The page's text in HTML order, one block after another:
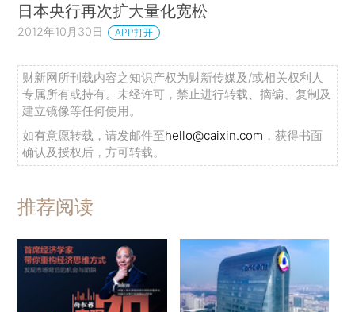
日本央行再次扩大量化宽松
2012年10月30日 APP打开
财新网所刊载内容之知识产权为财新传媒及/或相关权利人
专属所有或持有。未经许可，禁止进行转载、摘编、复制及
建立镜像等任何使用。
如有意愿转载，请发邮件至hello@caixin.com ，获得书面
确认及授权后，方可转载。
推荐阅读